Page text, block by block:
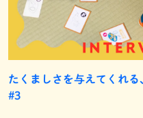
たくましさを与えてくれ
#3